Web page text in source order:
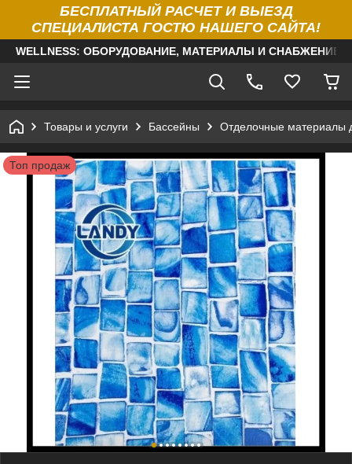
БЕСПЛАТНЫЙ РАСЧЕТ И ВЫЕЗД
СПЕЦИАЛИСТА ГОСТЮ НАШЕГО САЙТА!
WELLNESS: ОБОРУДОВАНИЕ, МАТЕРИАЛЫ И
Товары и услуги Бассейны Отделочные материалы
Топ продаж